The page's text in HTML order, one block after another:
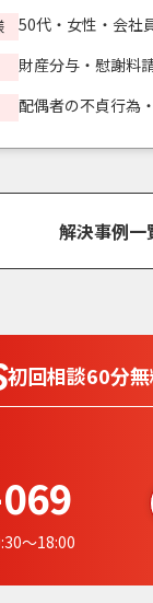
50代・女性・会社
財産分与・慰謝料
配偶者の不貞行為
解決事例一
初回相談60分
〜18:00